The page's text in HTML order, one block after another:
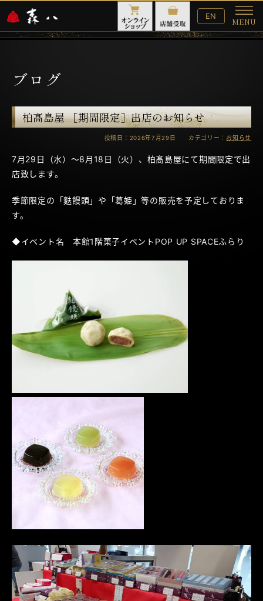
English
Website
EN
MENU
メ
ニ
ブログ
柏髙島屋 ［期間限定］出店のお知らせ
投稿日：2026年7月29日 カテゴリー： お知らせ
7月29日（水）～8月18日（火）、柏髙島屋にて期間限定で出
店致します。
季節限定の「麩饅頭」や「葛姫」等の販売を予定しておりま
す。
◆イベント名 本館1階菓子イベントPOP UP SPACEふらり